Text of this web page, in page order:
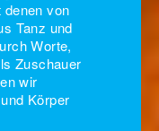
von
Tanz und
Worte,
Zuschauer
wir
Körper